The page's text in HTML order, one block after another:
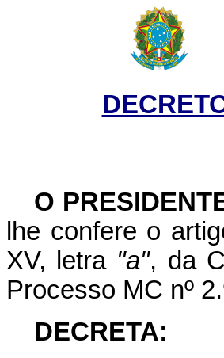
O
lhe confere o
XV, letra "a", da
Processo MC nº
DECRETA: